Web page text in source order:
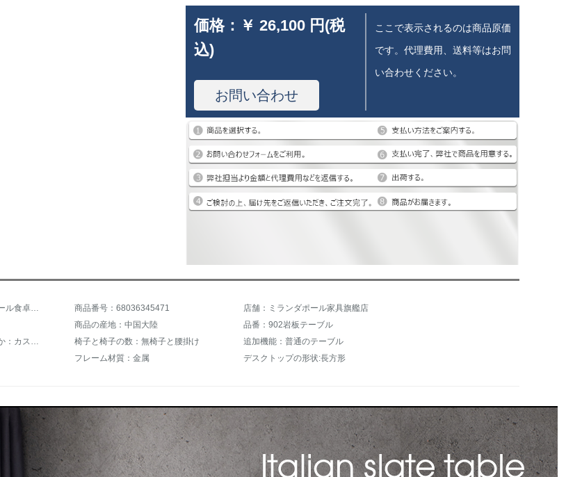
価格： ￥ 26,100 円(税
込)
お問い合わせ
ここで表示されるのは商品原価
です。代理費用、送料等はお問
い合わせください。
商品名称：ミランダ・ポール食卓モダンシブルプレートテーブルセット意式極简小テープ家庭用ロングテーブル家具1.4 mテーブル+4椅子（S 03タイプ）雪花白【輸入岩板】 商品番号：68036345471
店舗：ミランダポール家具旗艦店
商品の産地：中国大陸
品番：902岩板テーブル
カスタマイズ可能かどうか：カスタマイズ可能
椅子と椅子の数：無椅子と腰掛け
追加機能：普通のテーブル
フレーム材質：金属 デスクトップの形状:長方形